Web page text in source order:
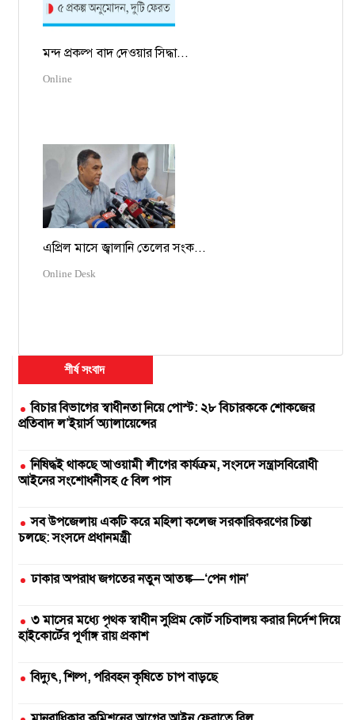
মন্দ প্রকল্প বাদ দেওয়ার সিদ্ধা...
Online
এপ্রিল মাসে জ্বালানি তেলের সংক...
Online Desk
শীর্ষ সংবাদ
বিচার বিভাগের স্বাধীনতা নিয়ে পোস্ট: ২৮ বিচারককে শোকজের
প্রতিবাদ ল’ইয়ার্স অ্যালায়েন্সের
নিষিদ্ধই থাকছে আওয়ামী লীগের কার্যক্রম, সংসদে সন্ত্রাসবিরোধী
আইনের সংশোধনীসহ ৫ বিল পাস
সব উপজেলায় একটি করে মহিলা কলেজ সরকারিকরণের চিন্তা
চলছে: সংসদে প্রধানমন্ত্রী
ঢাকার অপরাধ জগতের নতুন আতঙ্ক—‘পেন গান’
৩ মাসের মধ্যে পৃথক স্বাধীন সুপ্রিম কোর্ট সচিবালয় করার নির্দেশ দিয়ে
হাইকোর্টের পূর্ণাঙ্গ রায় প্রকাশ
বিদ্যুৎ, শিল্প, পরিবহন কৃষিতে চাপ বাড়ছে